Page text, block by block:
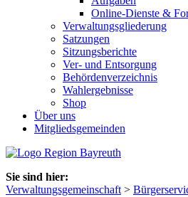
Online-Dienste &
Verwaltungsgliederung
Satzungen
Sitzungsberichte
Ver- und Entsorgung
Behördenverzeichnis
Wahlergebnisse
Shop
Über uns
Mitgliedsgemeinden
Sie sind hier:
Verwaltungsgemeinschaft >